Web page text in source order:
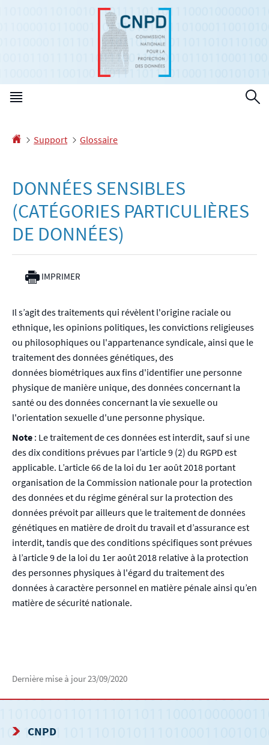
Accueil
Support Glossaire
DONNÉES SENSIBLES
(CATÉGORIES PARTICULIÈRES
DE DONNÉES)
IMPRIMER
Il s’agit des traitements qui révèlent l'origine raciale ou
ethnique, les opinions politiques, les convictions religieuses
ou philosophiques ou l'appartenance syndicale, ainsi que le
traitement des données génétiques, des
données biométriques aux fins d'identifier une personne
physique de manière unique, des données concernant la
santé ou des données concernant la vie sexuelle ou
l'orientation sexuelle d'une personne physique.
Note : Le traitement de ces données est interdit, sauf si une
des dix conditions prévues par l’article 9 (2) du RGPD est
applicable. L’article 66 de la loi du 1er août 2018 portant
organisation de la Commission nationale pour la protection
des données et du régime général sur la protection des
données prévoit par ailleurs que le traitement de données
génétiques en matière de droit du travail et d’assurance est
interdit, tandis que des conditions spécifiques sont prévues
à l’article 9 de la loi du 1er août 2018 relative à la protection
des personnes physiques à l'égard du traitement des
données à caractère personnel en matière pénale ainsi qu’en
matière de sécurité nationale.
Dernière mise à jour23/09/2020
CNPD